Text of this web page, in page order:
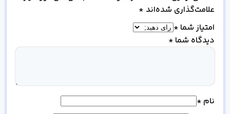
علامت‌گذاری شده‌اند *
امتیاز شما *
دیدگاه شما *
نام *